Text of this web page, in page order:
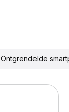
Ontgrendelde